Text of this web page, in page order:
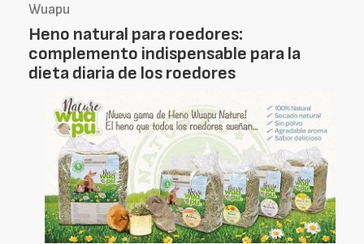
Wuapu
Heno natural para roedores:
complemento indispensable para la
dieta diaria de los roedores